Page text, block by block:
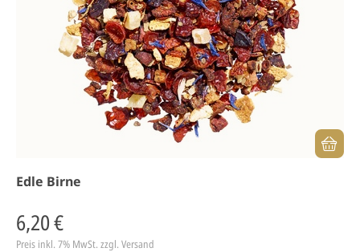
Edle Birne
6,20 €
Preis inkl. 7% MwSt. zzgl. Versand